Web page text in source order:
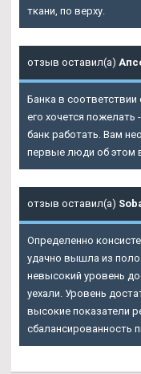
ткани, по верху.
отзыв оставил(а)
Банка в
его хочется пожелать
банк работать. Вам
первые люди об этом
отзыв оставил(а)
Определенно
удачно вышла из
невысокий уровень
уехали. Уровень
высокие показатели
сбалансированность